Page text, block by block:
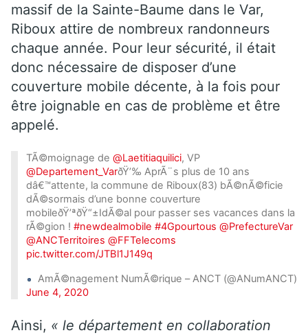
massif de la Sainte-Baume dans le Var,
Riboux attire de nombreux randonneurs
chaque année. Pour leur sécurité, il était
donc nécessaire de disposer d’une
couverture mobile décente, à la fois pour
être joignable en cas de problème et être
appelé.
TÃ©moignage de @Laetitiaquilici, VP
@Departement_VarðŸ’‰ AprÃ¨s plus de 10 ans
dâ€™attente, la commune de Riboux(83) bÃ©nÃ©ficie
dÃ©sormais d’une bonne couverture
mobileðŸ’ªðŸ“±IdÃ©al pour passer ses vacances dans la
rÃ©gion ! #newdealmobile #4Gpourtous @PrefectureVar
@ANCTerritoires @FFTelecoms
pic.twitter.com/JTBl1J149q
AmÃ©nagement NumÃ©rique – ANCT (@ANumANCT)
June 4, 2020
Ainsi, « le département en collaboration